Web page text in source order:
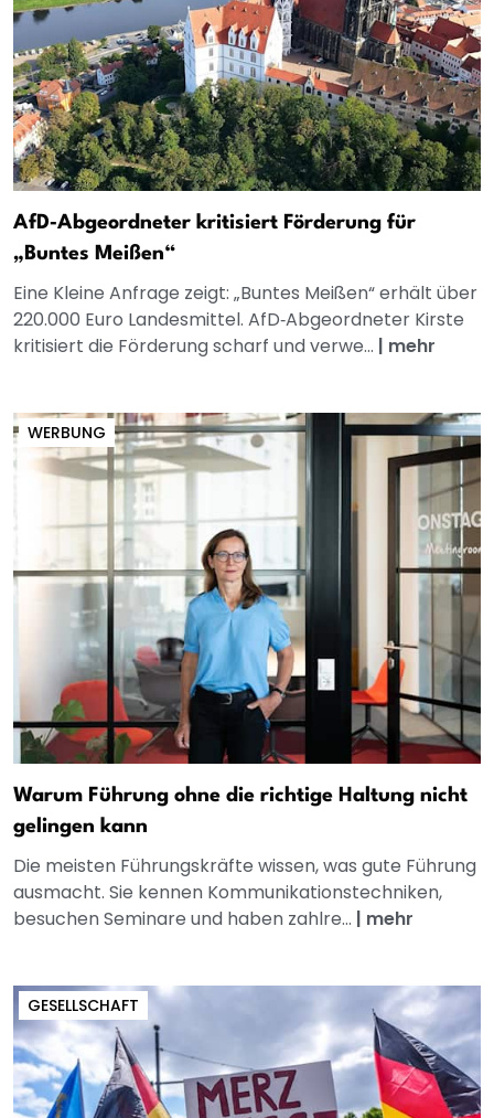
AfD‑Abgeordneter kritisiert Förderung für
„Buntes Meißen“
Eine Kleine Anfrage zeigt: „Buntes Meißen“ erhält über
220.000 Euro Landesmittel. AfD‑Abgeordneter Kirste
kritisiert die Förderung scharf und verwe... | mehr
WERBUNG
Warum Führung ohne die richtige Haltung nicht
gelingen kann
Die meisten Führungskräfte wissen, was gute Führung
ausmacht. Sie kennen Kommunikationstechniken,
besuchen Seminare und haben zahlre... | mehr
GESELLSCHAFT